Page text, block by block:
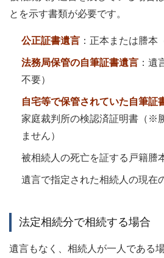
とを示す書類が必要です。
公正証書遺言 ：正本または謄本
法務局保管の自筆証書遺言 ：遺
不要）
自宅等で保管されていた自筆証
家庭裁判所の検認済証明書（※
ません）
被相続人の死亡を証する戸籍謄
遺言で指定された相続人の現在
法定相続分で相続する場合
遺言もなく、相続人が一人である